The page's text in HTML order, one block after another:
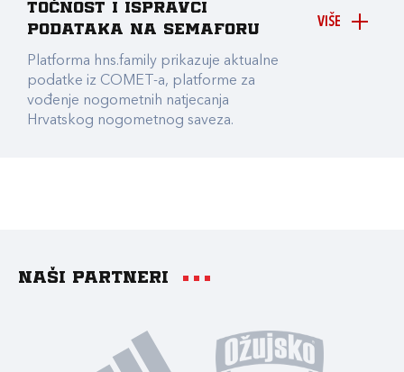
VIŠE
točnost i ispravci
podataka na Semaforu
Platforma hns.family prikazuje aktualne
podatke iz COMET-a, platforme za
vođenje nogometnih natjecanja
Hrvatskog nogometnog saveza.
Naši partneri